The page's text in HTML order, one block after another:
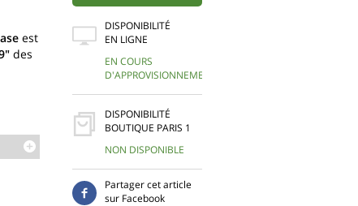
est
des
DISPONIBILITÉ
EN LIGNE
EN COURS
D'APPROVISIONNEMENT
DISPONIBILITÉ
BOUTIQUE PARIS 1
NON DISPONIBLE
Partager cet article
sur Facebook